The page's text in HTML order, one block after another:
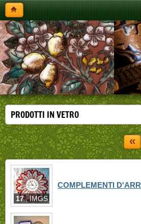
PRODOTTI IN VETRO
«
17 IMGS
COMPLEMENTI